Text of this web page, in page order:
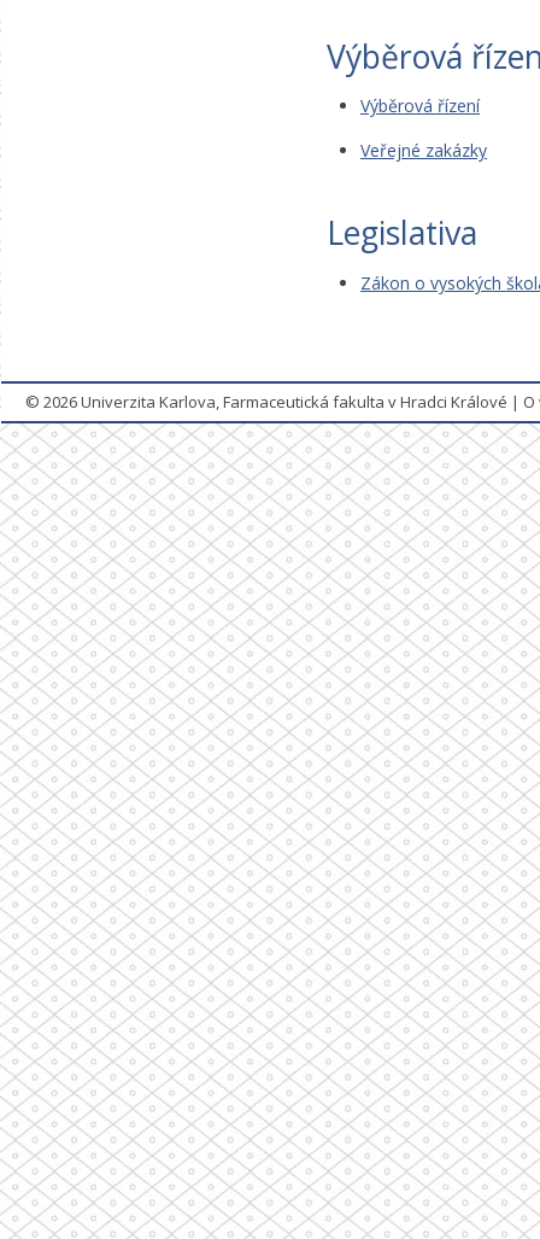
Výběrová
Výběrová řízení
Veřejné zakázky
Legislativa
Zákon o vysokých
© 2026Univerzita Karlova, Farmaceutická fakulta v Hradci Králové |